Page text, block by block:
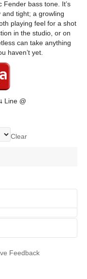
Fender bass tone. It’s
tight; a growling
playing feel for a shot
in the studio, or on
can take anything
haven’t yet.
Line @
Clear
Feedback